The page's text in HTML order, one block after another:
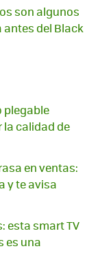
son algunos
del Black
plegable
la calidad de
en ventas:
y te avisa
esta smart TV
es una